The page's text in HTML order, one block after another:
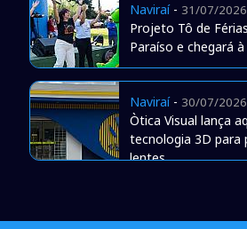
Naviraí- 31/07/
Projeto Tô de
Paraíso e chegará
Naviraí- 30/07/
Òtica Visual lança
tecnologia 3D para
lentes